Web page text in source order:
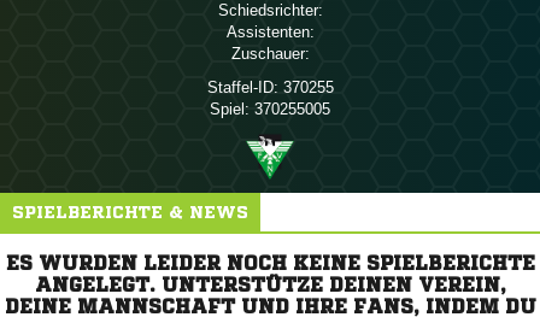
Schiedsrichter:
Assistenten:
Zuschauer:
Staffel-ID: 370255
Spiel: 370255005
SPIELBERICHTE & NEWS
ES WURDEN LEIDER NOCH KEINE SPIELBERICHTE
ANGELEGT. UNTERSTÜTZE DEINEN VEREIN,
DEINE MANNSCHAFT UND IHRE FANS, INDEM DU